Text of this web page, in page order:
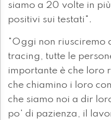
siamo a 20 volte in
positivi sui testati".
"Oggi non riusciremo
tracing, tutte le
importante è che loro
che chiamino i loro
che siamo noi a dir
po' di pazienza, il